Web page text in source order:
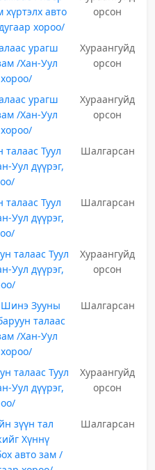
хүртэлх авто
хороо/
орсон
урагш
/Хан-Уул
хороо/
Хураангуйд
орсон
урагш
/Хан-Уул
хороо/
Хураангуйд
орсон
талаас Туул
Уул дүүрэг,
Шалгарсан
талаас Туул
Уул дүүрэг,
Шалгарсан
талаас Туул
Уул дүүрэг,
Хураангуйд
орсон
Шинэ Зууны
талаас
/Хан-Уул
хороо/
Шалгарсан
талаас Туул
Уул дүүрэг,
Хураангуйд
орсон
зүүн тал
Хүннү
авто зам /
Шалгарсан